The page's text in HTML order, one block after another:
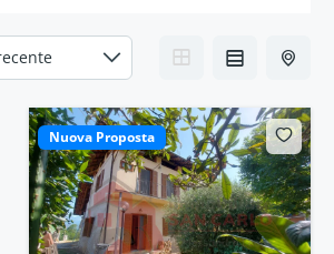
Nuova Proposta